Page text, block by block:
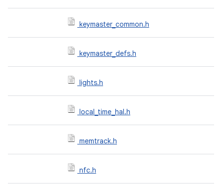
keymaster_common.h
keymaster_defs.h
lights.h
local_time_hal.h
memtrack.h
nfc.h